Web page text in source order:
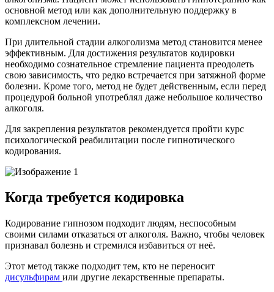
основной метод или как дополнительную поддержку в
комплексном лечении.
При длительной стадии алкоголизма метод становится менее
эффективным. Для достижения результатов кодировки
необходимо сознательное стремление пациента преодолеть
свою зависимость, что редко встречается при затяжной форме
болезни. Кроме того, метод не будет действенным, если перед
процедурой больной употреблял даже небольшое количество
алкоголя.
Для закрепления результатов рекомендуется пройти курс
психологической реабилитации после гипнотического
кодирования.
Когда требуется кодировка
Кодирование гипнозом подходит людям, неспособным
своими силами отказаться от алкоголя. Важно, чтобы человек
признавал болезнь и стремился избавиться от неё.
Этот метод также подходит тем, кто не переносит
дисульфирам или другие лекарственные препараты.